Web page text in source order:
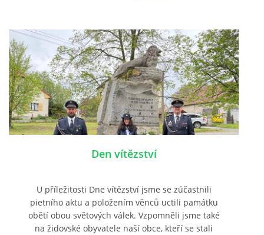
Den vítězství
U příležitosti Dne vítězství jsme se zúčastnili
pietního aktu a položením věnců uctili památku
obětí obou světových válek. Vzpomněli jsme také
na židovské obyvatele naší obce, kteří se stali